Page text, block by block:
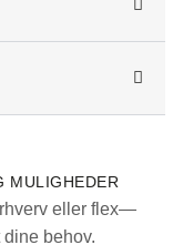
MULIGHEDER
eller flex—
behov.